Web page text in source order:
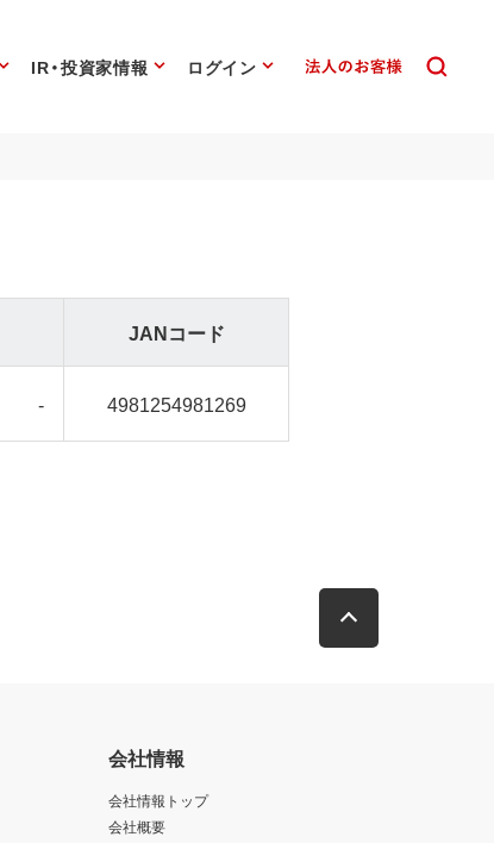
IR・投資家情報 ログイン
JANコード
- 4981254981269
会社情報
会社情報トップ
会社概要